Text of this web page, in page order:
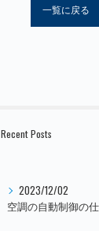
一覧に戻る
Recent Posts
2023/12/02
空調の自動制御の